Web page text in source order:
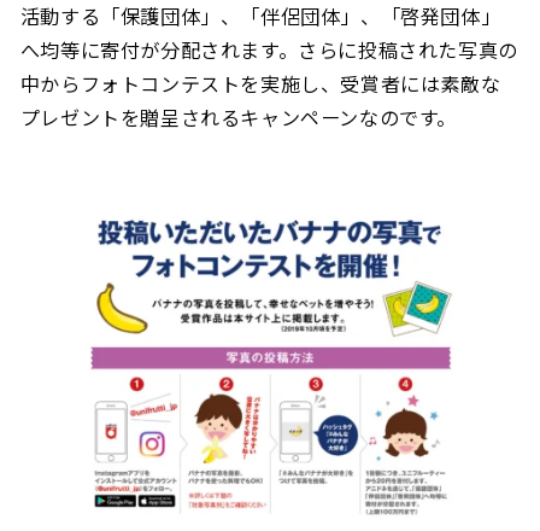
活動する「保護団体」、「伴侶団体」、「啓発団体」
へ均等に寄付が分配されます。さらに投稿された写真の
中からフォトコンテストを実施し、受賞者には素敵な
プレゼントを贈呈されるキャンペーンなのです。